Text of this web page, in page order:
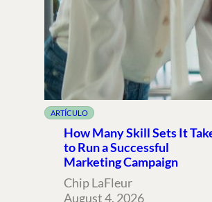
ARTÍCULO
How Many Skill Sets It
to Run a Successful
Marketing Campaign
Chip LaFleur
August 4, 2026